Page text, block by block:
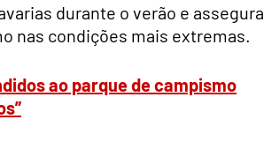
durante o verão e
nas condições mais extremas.
ao parque de campismo